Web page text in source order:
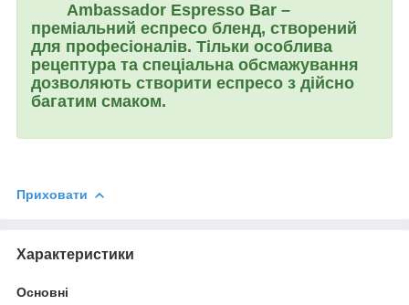
Ambassador Espresso Bar –
преміальний еспресо бленд, створений
для професіоналів. Тільки особлива
рецептура та спеціальна обсмажування
дозволяють створити еспресо з дійсно
багатим смаком.
Приховати
Характеристики
Основні